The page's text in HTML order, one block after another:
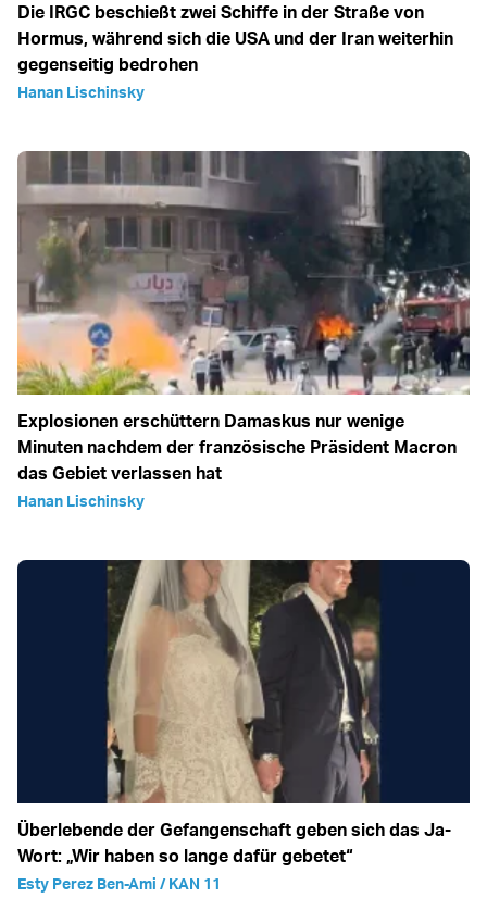
Die IRGC beschießt zwei Schiffe in der Straße von
Hormus, während sich die USA und der Iran weiterhin
gegenseitig bedrohen
Hanan Lischinsky
Explosionen erschüttern Damaskus nur wenige
Minuten nachdem der französische Präsident Macron
das Gebiet verlassen hat
Hanan Lischinsky
Überlebende der Gefangenschaft geben sich das Ja-
Wort: „Wir haben so lange dafür gebetet“
Esty Perez Ben-Ami / KAN 11